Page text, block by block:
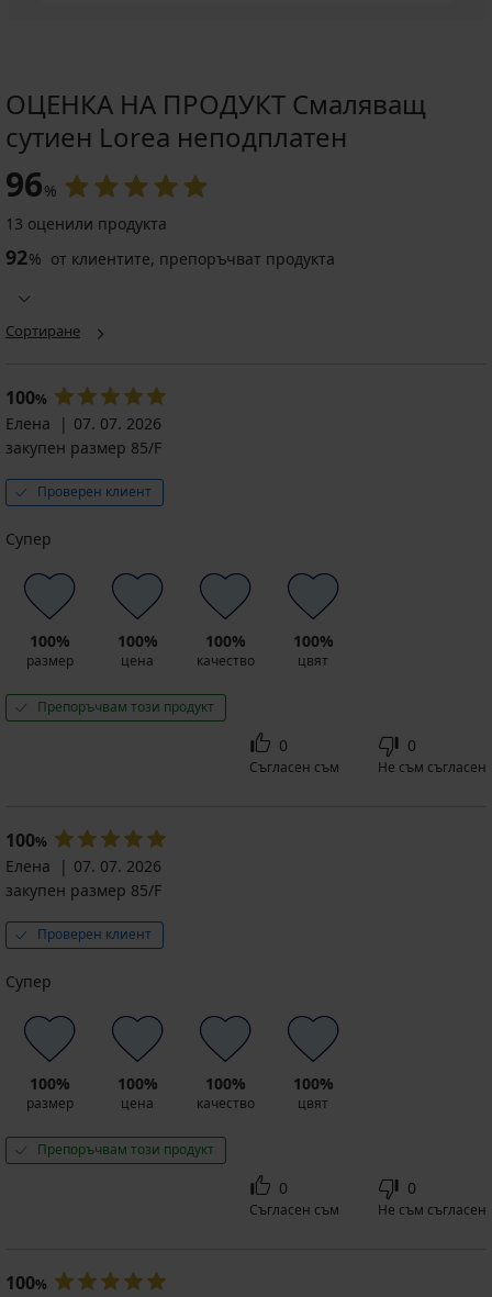
ОЦЕНКА НА ПРОДУКТ Смаляващ
сутиен Lorea неподплатен
96%
13 оценили продукта
92% от клиентите, препоръчват продукта
Сортиране
100%
Елена
07. 07. 2026
закупен размер 85/F
Проверен клиент
Супер
100%
размер
100%
цена
100%
качество
100%
цвят
Препоръчвам този продукт
0
Съгласен съм
0
Не съм съгласен
100%
Елена
07. 07. 2026
закупен размер 85/F
Проверен клиент
Супер
100%
размер
100%
цена
100%
качество
100%
цвят
Препоръчвам този продукт
0
Съгласен съм
0
Не съм съгласен
100%